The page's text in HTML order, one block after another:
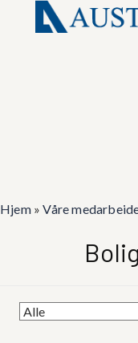
Hjem »Våre